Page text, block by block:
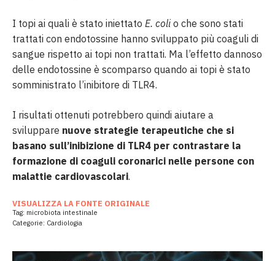
I topi ai quali è stato iniettato E. colio che sono stati
trattati con endotossine hanno sviluppato più coaguli di
sangue rispetto ai topi non trattati. Ma l’effetto dannoso
delle endotossine è scomparso quando ai topi è stato
somministrato l’inibitore di TLR4.
I risultati ottenuti potrebbero quindi aiutare a
sviluppare nuove strategie terapeutiche che si
basano sull’inibizione di TLR4 per contrastare la
formazione di coaguli coronarici nelle persone con
malattie cardiovascolari.
VISUALIZZA LA FONTE ORIGINALE
Tag: microbiota intestinale
Categorie: Cardiologia